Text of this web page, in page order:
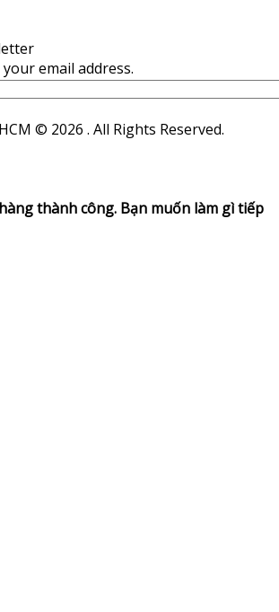
email address.
© 2026 . All Rights Reserved.
thành công. Bạn muốn làm gì tiếp